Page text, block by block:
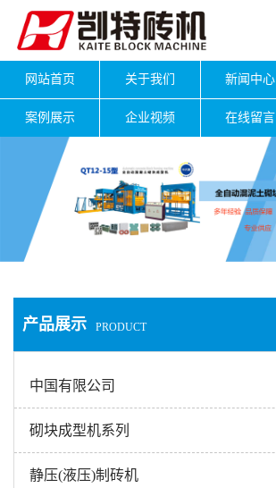
网站首页 关于我们 新闻中心
案例展示 企业视频 在线留言
产品展示 PRODUCT
中国有限公司
砌块成型机系列
静压(液压)制砖机